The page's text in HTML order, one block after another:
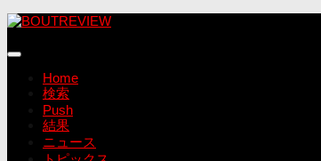
コ
テ
Home
検索
Push
結果
ニュース